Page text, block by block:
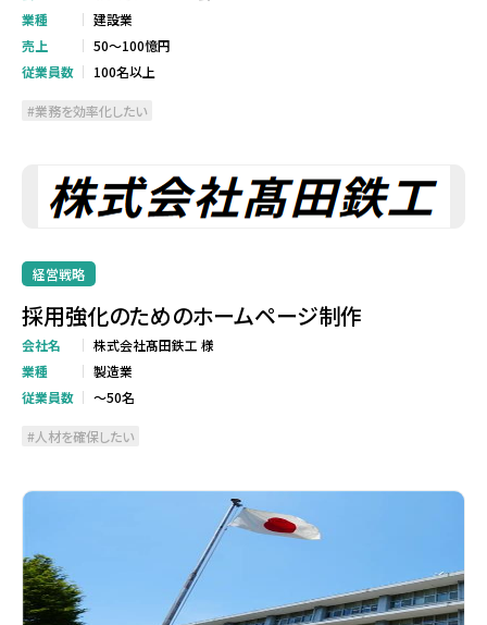
業種
建設業
売上
50～100憶円
従業員数
100名以上
業務を効率化したい
経営戦略
採用強化のためのホームページ制作
会社名
株式会社髙田鉄工 様
業種
製造業
従業員数
～50名
人材を確保したい